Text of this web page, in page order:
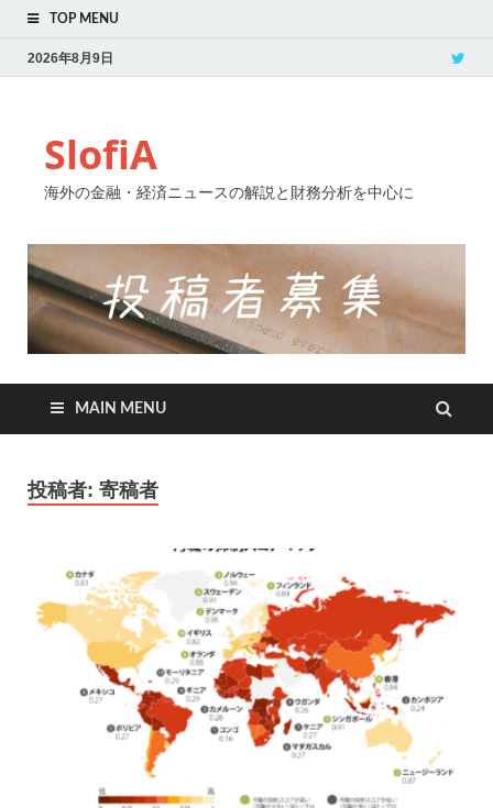
TOP MENU
2026年8月9日
SlofiA
海外の金融・経済ニュースの解説と財務分析を中心に
MAIN MENU
投稿者: 寄稿者